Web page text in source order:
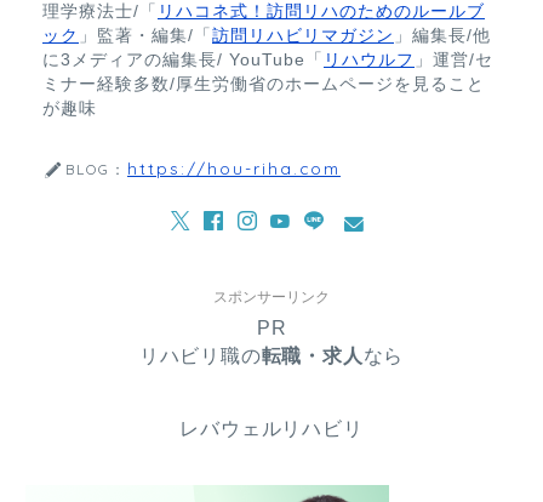
理学療法士/「 リハコネ式！訪問リハのためのルールブ
ック 」監著・編集/「 訪問リハビリマガジン 」編集長/他
に3メディアの編集長/ YouTube「 リハウルフ 」運営/セ
ミナー経験多数/厚生労働省のホームページを見ること
が趣味
BLOG： https://hou-riha.com
スポンサーリンク
PR
リハビリ職の転職・求人 なら
レバウェルリハビリ